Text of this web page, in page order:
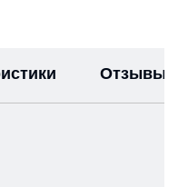
Отзывы